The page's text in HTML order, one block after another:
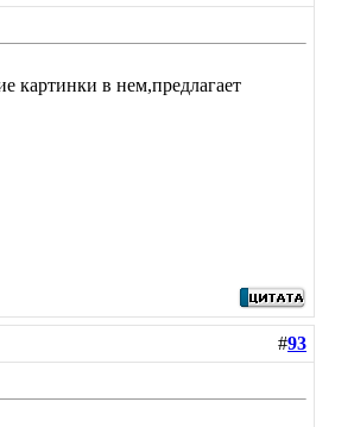
картинки в нем,предлагает
#93